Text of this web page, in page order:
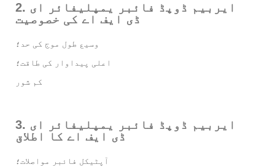
2. ایربیم ڈوپڈ فائبر یمپلیفائر ای
ڈی ایف اے کی خصوصیت
وسیع طول موج کی حد؛
اعلی پیداوار کی طاقت؛
کم شور
3. ایربیم ڈوپڈ فائبر یمپلیفائر ای
ڈی ایف اے کا اطلاق
آپٹیکل فائبر مواصلات؛